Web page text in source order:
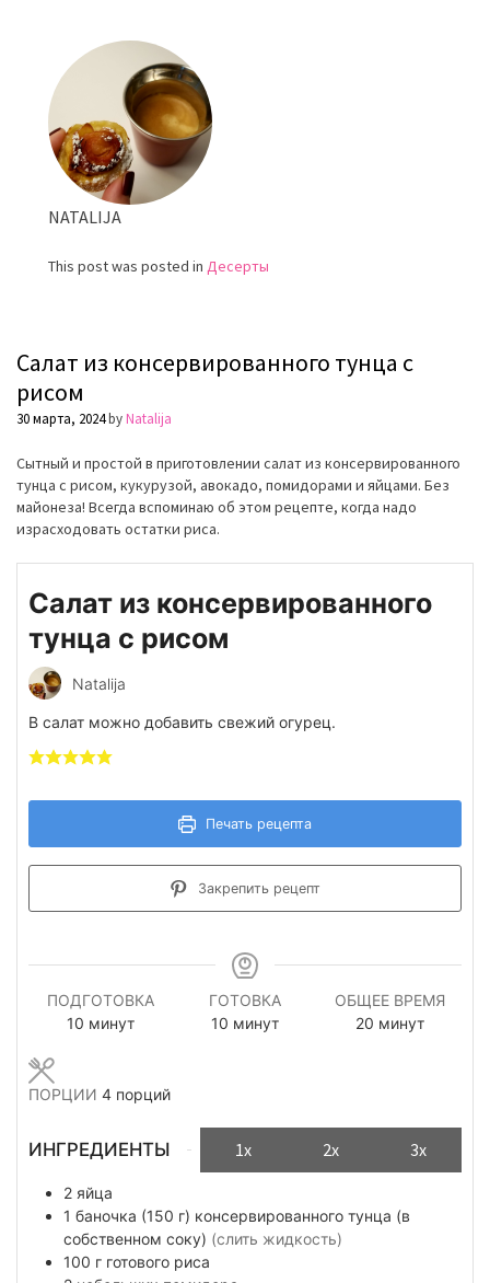
NATALIJA
This post was posted in Десерты
Салат из консервированного тунца с
рисом
30 марта, 2024byNatalija
Сытный и простой в приготовлении салат из консервированного
тунца с рисом, кукурузой, авокадо, помидорами и яйцами. Без
майонеза! Всегда вспоминаю об этом рецепте, когда надо
израсходовать остатки риса.
Салат из консервированного
тунца с рисом
Natalija
В салат можно добавить свежий огурец.
Печать рецепта
Закрепить рецепт
ПОДГОТОВКА
10 минуты
минут
ГОТОВКА
10 минуты
минут
ОБЩЕЕ ВРЕМЯ
20минуты
минут
ПОРЦИИ 4 порций
ИНГРЕДИЕНТЫ 1x 2x 3x
2 яйца
1 баночка (150 г) консервированного тунца (в
собственном соку) (слить жидкость)
100 г готового риса